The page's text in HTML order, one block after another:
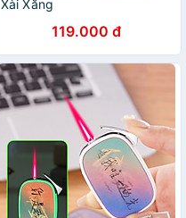
Xài Xăng
119.000 đ